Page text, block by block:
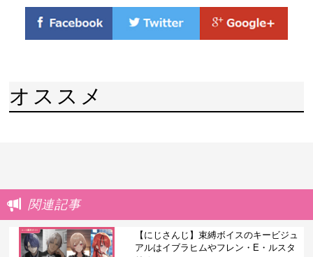
オススメ
関連記事
【にじさんじ】束縛ボイスのキービジュ
アルはイブラヒムやフレン・E・ルスタ